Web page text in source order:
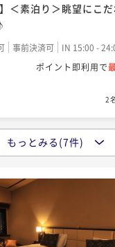
2
り＞2泊以上ならこれ
IN 15:00 -
ポイント即利用で
事前決済可
IN 15:00 -
2
STAY】＜朝食付
事前決済可
IN 14:00 -
＜素泊り＞眺望にこ
事前決済可
IN 15:00 -
ポイント即利用で
2
＜素泊り＞浪漫あふれ
事前決済可
ポイント即利用で
2
もっとみる(7件)